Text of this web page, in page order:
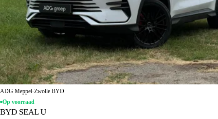
ADG Meppel-Zwolle BYD
Op voorraad
BYD SEAL U